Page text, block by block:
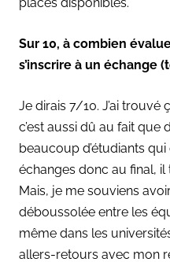
Sur 10, à combien
s’inscrire à un échange
Je dirais 7/10. J’ai trouvé
c’est aussi dû au fait que
beaucoup d’étudiants
échanges donc au final,
Mais, je me souviens
déboussolée entre les
même dans les
allers-retours avec mon